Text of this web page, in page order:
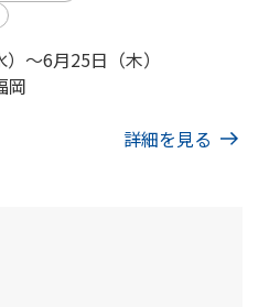
～6月25日（木）
岡
詳細を見る